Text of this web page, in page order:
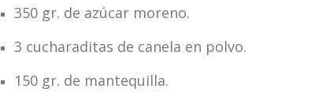
350 gr. de azúcar moreno.
3 cucharaditas de canela en polvo.
150 gr. de mantequilla.